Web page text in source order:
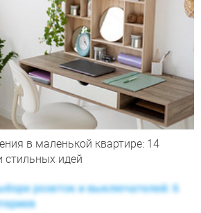
в маленькой квартире: 14
стильных идей